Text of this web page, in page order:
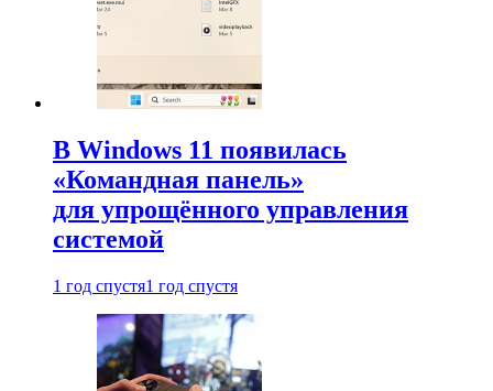
В Windows 11 появилась
«Командная панель»
для упрощённого управления
системой
1 год спустя1 год спустя